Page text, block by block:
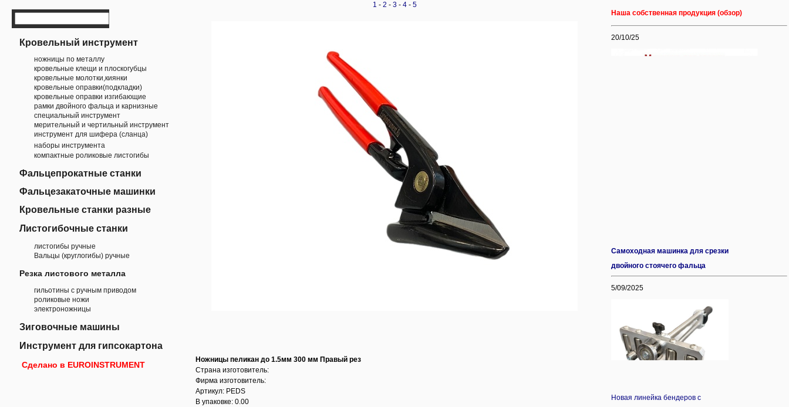
Кровельный инструмент
ножницы по металлу
кровельные клещи и плоскогубцы
кровельные молотки,киянки
кровельные оправки(подкладки)
кровельные оправки изгибающие
рамки двойного фальца и карнизные
специальный инструмент
мерительный и чертильный инструмент
инструмент для шифера (сланца)
наборы инструмента
компактные роликовые листогибы
Фальцепрокатные станки
Фальцезакаточные машинки
Кровельные станки разные
Листогибочные станки
листогибы ручные
Вальцы (круглогибы) ручные
Резка листового металла
гильотины с ручным приводом
роликовые ножи
электроножницы
Зиговочные машины
Инструмент для гипсокартона
Сделано в EUROINSTRUMENT
1 - 2 - 3- 4- 5
Ножницы пеликан до 1.5мм 300 мм Правый рез
Страна изготовитель:
Фирма изготовитель:
Артикул: PEDS
В упаковке: 0.00
Наша собственная продукция (обзор)
20/10/25
Самоходная машинка для срезки
двойного стоячего фальца
5/09/2025
Новая линейка бендеров с